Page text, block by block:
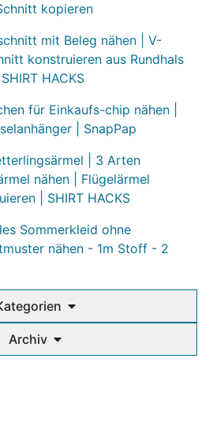
kopieren
mit Beleg nähen | V-
konstruieren aus Rundhals
HACKS
für Einkaufs-chip nähen |
| SnapPap
| 3 Arten
nähen | Flügelärmel
| SHIRT HACKS
Sommerkleid ohne
nähen - 1m Stoff - 2
Archiv